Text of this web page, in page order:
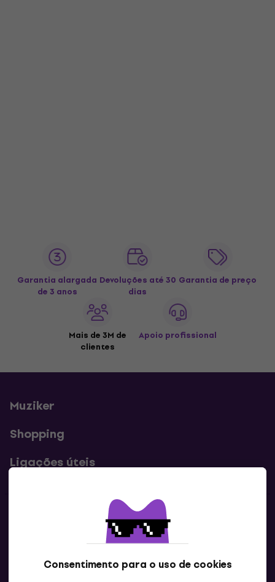
Consentimento para o uso de cookies
Garantia alargada
de 3 anos
Devoluções até 30
dias
Garantia de preço
Mais de 3M de
clientes
Apoio profissional
Muziker
Shopping
Ligações úteis
Contatos
Contacta-nos